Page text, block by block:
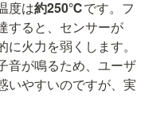
度は約250℃です。フ
すると、センサーが
に火力を弱くします。
音が鳴るため、ユーザ
いやすいのですが、実